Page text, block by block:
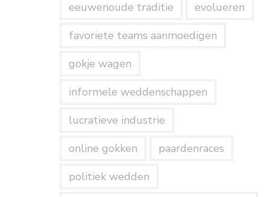
eeuwenoude traditie
evolueren
favoriete teams aanmoedigen
gokje wagen
informele weddenschappen
lucratieve industrie
online gokken
paardenraces
politiek wedden